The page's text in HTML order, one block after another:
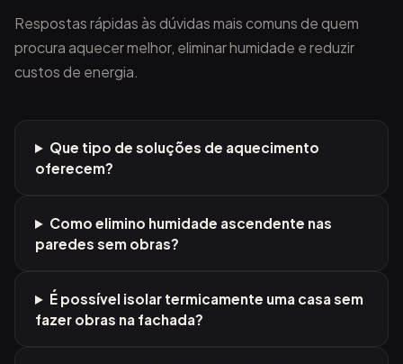
Respostas rápidas às dúvidas mais comuns de quem
procura aquecer melhor, eliminar humidade e reduzir
custos de energia.
Que tipo de soluções de aquecimento
oferecem?
Como elimino humidade ascendente nas
paredes sem obras?
É possível isolar termicamente uma casa sem
fazer obras na fachada?